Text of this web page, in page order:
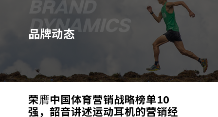
BRAND
DYNAMICS
品牌动态
荣膺中国体育营销战略榜单10
强，韶音讲述运动耳机的营销经